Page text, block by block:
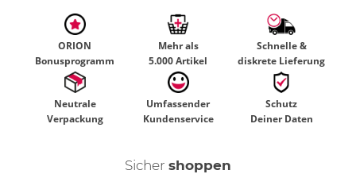
ORION
Bonusprogramm
Mehr als
5.000 Artikel
Schnelle &
diskrete Lieferung
Neutrale
Verpackung
Umfassender
Kundenservice
Schutz
Deiner Daten
Sicher shoppen